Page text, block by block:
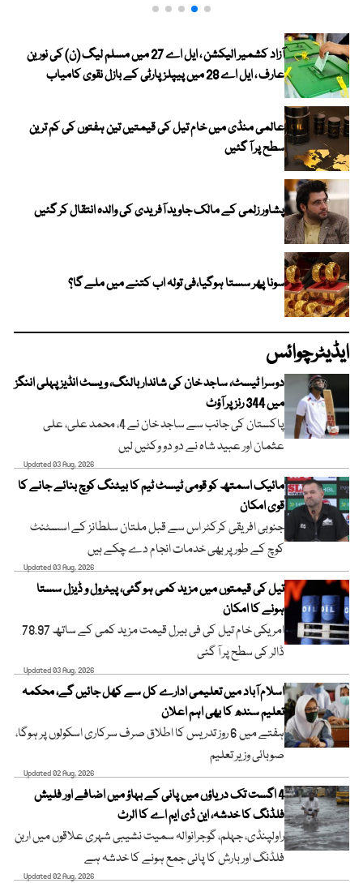
آزاد کشمیر الیکشن ، ایل اے 27 میں مسلم لیگ (ن) کی نورین
عارف ، ایل اے 28 میں پیپلز پارٹی کے بازل نقوی کامیاب
عالمی منڈی میں خام تیل کی قیمتیں تین ہفتوں کی کم ترین
سطح پر آ گئیں
پشاور زلمی کے مالک جاوید آفریدی کی والدہ انتقال کر گئیں
سونا پھر سستا ہوگیا،فی تولہ اب کتنے میں ملے گا؟
ایڈیٹرچوائس
دوسرا ٹیسٹ، ساجد خان کی شاندار بالنگ، ویسٹ انڈیز پہلی اننگز
میں 344 رنز پر آؤٹ
پاکستان کی جانب سے ساجد خان نے 4، محمد علی، علی
عثمان اور عبید شاہ نے دو دو وکٹیں لیں
Updated 03 Aug, 2026
مائیک اسمتھ کو قومی ٹیسٹ ٹیم کا بیٹنگ کوچ بنائے جانے کا
قوی امکان
جنوبی افریقی کرکٹر اس سے قبل ملتان سلطانز کے اسسٹنٹ
کوچ کے طور پر بھی خدمات انجام دے چکے ہیں
Updated 03 Aug, 2026
تیل کی قیمتوں میں مزید کمی ہو گئی، پیٹرول و ڈیزل سستا
ہونے کا امکان
امریکی خام تیل کی فی بیرل قیمت مزید کمی کے ساتھ 78.97
ڈالر کی سطح پر آ گئی
Updated 03 Aug, 2026
اسلام آباد میں تعلیمی ادارے کل سے کھل جائیں گے، محکمہ
تعلیم سندھ کا بھی اہم اعلان
ہفتے میں 6 روز تدریس کا اطلاق صرف سرکاری اسکولوں پر ہوگا،
صوبائی وزیر تعلیم
Updated 02 Aug, 2026
4 اگست تک دریاؤں میں پانی کے بہاؤ میں اضافے اور فلیش
فلڈنگ کا خدشہ، این ڈی ایم اے کا الرٹ
راولپنڈی، جہلم، گوجرانوالہ سمیت نشیبی شہری علاقوں میں اربن
فلڈنگ اور بارش کا پانی جمع ہونے کا خدشہ ہے
Updated 02 Aug, 2026